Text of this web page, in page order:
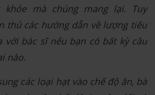
khỏe mà chúng mang lại. Tuy
thủ các hướng dẫn về lượng tiêu
với bác sĩ nếu bạn có bất kỳ câu
nào.
các loại hạt vào chế độ ăn, bà